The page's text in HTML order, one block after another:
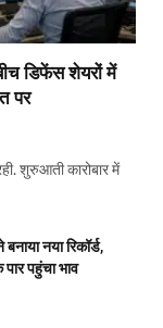
डिफेंस शेयरों में
पर
शुरुआती कारोबार में
नया रिकॉर्ड,
पहुंचा भाव